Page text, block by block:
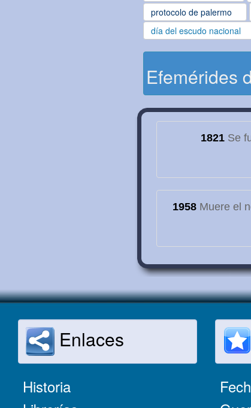
protocolo de palermo
día del escudo nacional
Efemérides
1821Se
1958 Muere el
Enlaces
Historia